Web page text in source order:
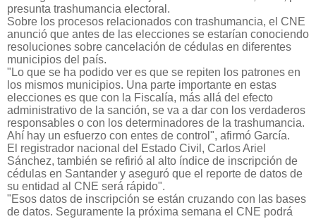
presunta trashumancia electoral.
Sobre los procesos relacionados con trashumancia, el CNE
anunció que antes de las elecciones se estarían conociendo
resoluciones sobre cancelación de cédulas en diferentes
municipios del país.
"Lo que se ha podido ver es que se repiten los patrones en
los mismos municipios. Una parte importante en estas
elecciones es que con la Fiscalía, más allá del efecto
administrativo de la sanción, se va a dar con los verdaderos
responsables o con los determinadores de la trashumancia.
Ahí hay un esfuerzo con entes de control", afirmó García.
El registrador nacional del Estado Civil, Carlos Ariel
Sánchez, también se refirió al alto índice de inscripción de
cédulas en Santander y aseguró que el reporte de datos de
su entidad al CNE será rápido".
"Esos datos de inscripción se están cruzando con las bases
de datos. Seguramente la próxima semana el CNE podrá